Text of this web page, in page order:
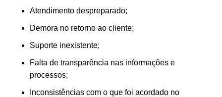
Atendimento despreparado;
Demora no retorno ao cliente;
Suporte inexistente;
Falta de transparência nas informações e
processos;
Inconsistências com o que foi acordado no